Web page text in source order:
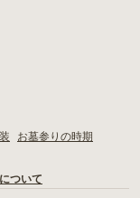
お墓参りの時期
ついて